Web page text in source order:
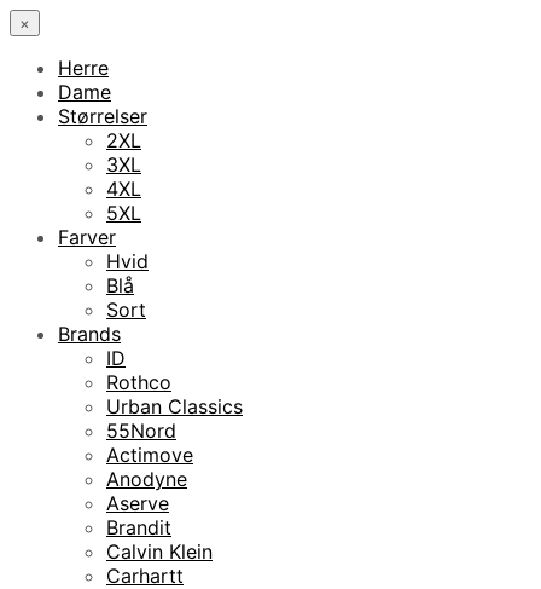
×
Herre
Dame
Størrelser
2XL
3XL
4XL
5XL
Farver
Hvid
Blå
Sort
Brands
ID
Rothco
Urban Classics
55Nord
Actimove
Anodyne
Aserve
Brandit
Calvin Klein
Carhartt